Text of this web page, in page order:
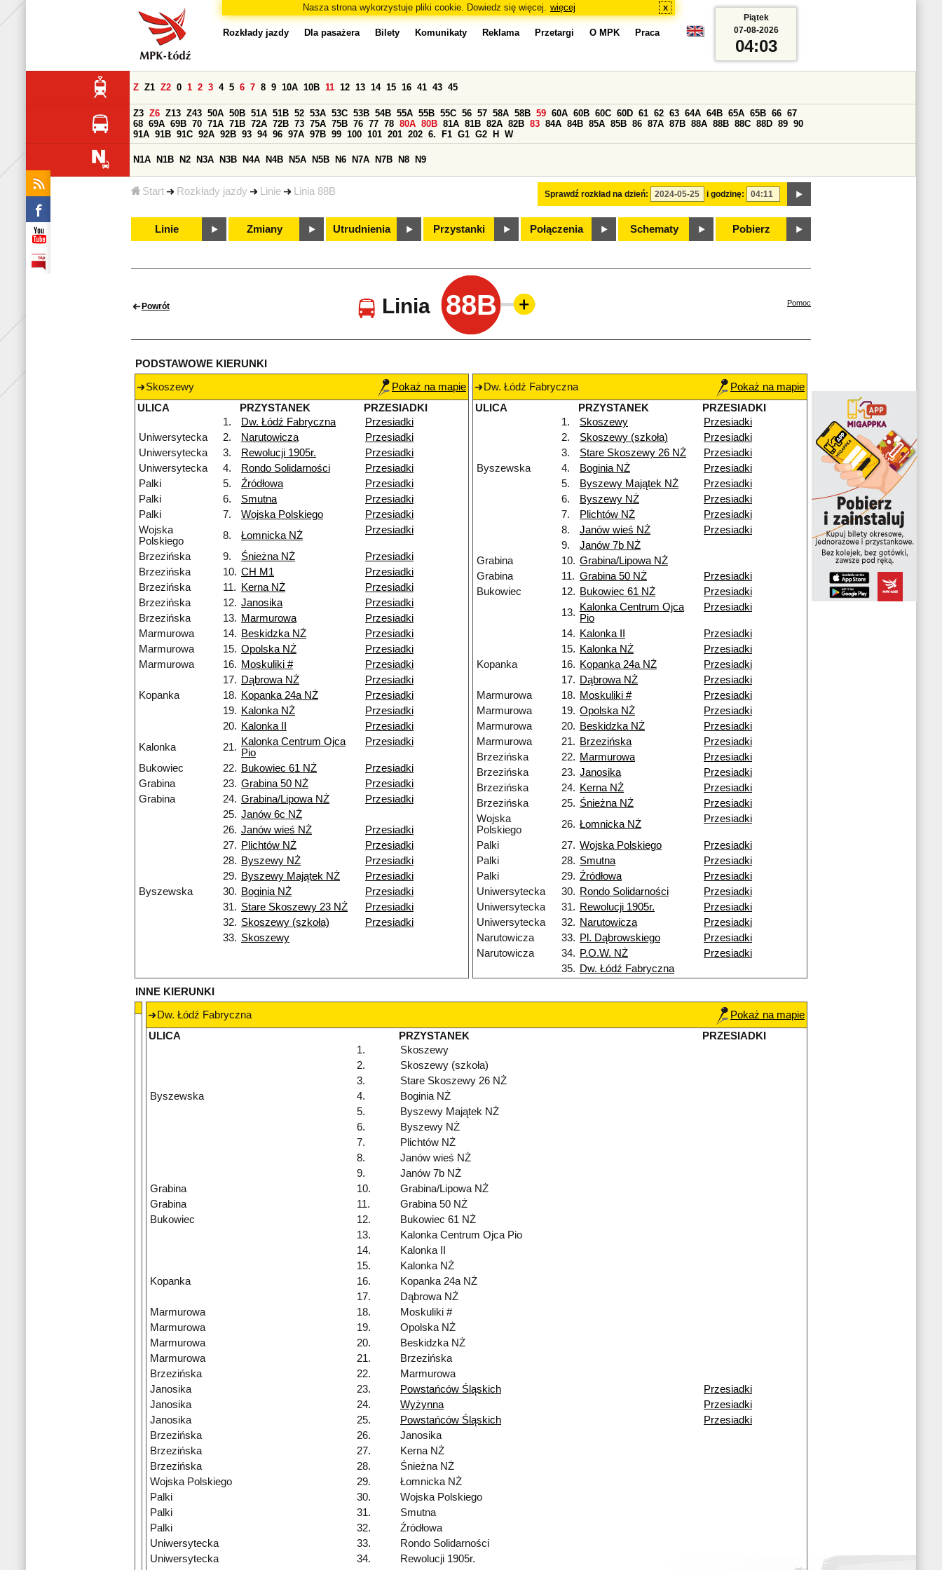
Nasza strona wykorzystuje pliki cookie. Dowiedz się więcej. więcej x
Start Rozkłady jazdy Linie Linia 88B
Rozkłady jazdy Dla pasażera Bilety Komunikaty Reklama Przetargi O MPK Praca
Sprawdź rozkład na dzień: i godzinę:
Z Z1 Z2 0 1 2 3 4 5 6 7 8 9 10A 10B 11 12 13 14 15 16 41 43 45
Z3 Z6 Z13 Z43 50A 50B 51A 51B 52 53A 53C 53B 54B 55A 55B 55C 56 57 58A 58B 59 60A 60B 60C 60D 61 62 63 64A 64B 65A 65B 66 67
68 69A 69B 70 71A 71B 72A 72B 73 75A 75B 76 77 78 80A 80B 81A 81B 82A 82B 83 84A 84B 85A 85B 86 87A 87B 88A 88B 88C 88D 89 90
91A 91B 91C 92A 92B 93 94 96 97A 97B 99 100 101 201 202 6. F1 G1 G2 H W
N1A N1B N2 N3A N3B N4A N4B N5A N5B N6 N7A N7B N8 N9
Linie Zmiany Utrudnienia Przystanki Połączenia Schematy Pobierz
Piątek
07-08-2026
04:03
Powrót Linia 88B Pomoc
PODSTAWOWE KIERUNKI
Skoszewy
Pokaż na mapie
ULICA
PRZYSTANEK
PRZESIADKI
1.
Dw. Łódź Fabryczna
Przesiadki
Uniwersytecka
2. Narutowicza
Przesiadki
Uniwersytecka
3. Rewolucji 1905r.
Przesiadki
Uniwersytecka
4. Rondo Solidarności
Przesiadki
Palki
5. Źródłowa
Przesiadki
Palki
6. Smutna
Przesiadki
Palki
7. Wojska Polskiego
Przesiadki
Wojska
Polskiego
8. Łomnicka NŻ Przesiadki
Brzezińska 9. Śnieżna NŻ
Przesiadki
Brzezińska
10. CH M1
Przesiadki
Brzezińska
11. Kerna NŻ
Przesiadki
Brzezińska
12. Janosika
Przesiadki
Brzezińska
13. Marmurowa
Przesiadki
Marmurowa
14. Beskidzka NŻ
Przesiadki
Marmurowa
15. Opolska NŻ
Przesiadki
Marmurowa
16. Moskuliki #
Przesiadki
17. Dąbrowa NŻ
Przesiadki
Kopanka
18. Kopanka 24a NŻ
Przesiadki
19. Kalonka NŻ
Przesiadki
20. Kalonka II
Przesiadki
Kalonka
21. Kalonka Centrum Ojca
Pio
Przesiadki
Bukowiec 22. Bukowiec 61 NŻ
Przesiadki
Grabina
23. Grabina 50 NŻ
Przesiadki
Grabina
24. Grabina/Lipowa NŻ
Przesiadki
25. Janów 6c NŻ
26. Janów wieś NŻ
Przesiadki
27. Plichtów NŻ
Przesiadki
28. Byszewy NŻ
Przesiadki
29. Byszewy Majątek NŻ
Przesiadki
Byszewska
30. Boginia NŻ
Przesiadki
31. Stare Skoszewy 23 NŻ
Przesiadki
32. Skoszewy (szkoła)
Przesiadki
33. Skoszewy
Dw. Łódź Fabryczna
Pokaż na mapie
ULICA
PRZYSTANEK
PRZESIADKI
1.
Skoszewy
Przesiadki
2.
Skoszewy (szkoła)
Przesiadki
3.
Stare Skoszewy 26 NŻ
Przesiadki
Byszewska
4. Boginia NŻ
Przesiadki
5.
Byszewy Majątek NŻ
Przesiadki
6.
Byszewy NŻ
Przesiadki
7.
Plichtów NŻ
Przesiadki
8.
Janów wieś NŻ
Przesiadki
9.
Janów 7b NŻ
Grabina
10. Grabina/Lipowa NŻ
Grabina
11. Grabina 50 NŻ
Przesiadki
Bukowiec
12. Bukowiec 61 NŻ
Przesiadki
13. Kalonka Centrum Ojca
Pio
Przesiadki
14. Kalonka II
Przesiadki
15. Kalonka NŻ
Przesiadki
Kopanka
16. Kopanka 24a NŻ
Przesiadki
17. Dąbrowa NŻ
Przesiadki
Marmurowa
18. Moskuliki #
Przesiadki
Marmurowa
19. Opolska NŻ
Przesiadki
Marmurowa
20. Beskidzka NŻ
Przesiadki
Marmurowa
21. Brzezińska
Przesiadki
Brzezińska
22. Marmurowa
Przesiadki
Brzezińska
23. Janosika
Przesiadki
Brzezińska
24. Kerna NŻ
Przesiadki
Brzezińska
25. Śnieżna NŻ
Przesiadki
Wojska
Polskiego
26. Łomnicka NŻ Przesiadki
Palki 27. Wojska Polskiego
Przesiadki
Palki
28. Smutna
Przesiadki
Palki
29. Źródłowa
Przesiadki
Uniwersytecka
30. Rondo Solidarności
Przesiadki
Uniwersytecka
31. Rewolucji 1905r.
Przesiadki
Uniwersytecka
32. Narutowicza
Przesiadki
Narutowicza
33. Pl. Dąbrowskiego
Przesiadki
Narutowicza
34. P.O.W. NŻ
Przesiadki
35. Dw. Łódź Fabryczna
INNE KIERUNKI
Dw. Łódź Fabryczna
Pokaż na mapie
ULICA
PRZYSTANEK
PRZESIADKI
1.
Skoszewy
2.
Skoszewy (szkoła)
3.
Stare Skoszewy 26 NŻ
Byszewska
4.
Boginia NŻ
5.
Byszewy Majątek NŻ
6.
Byszewy NŻ
7.
Plichtów NŻ
8.
Janów wieś NŻ
9.
Janów 7b NŻ
Grabina
10.
Grabina/Lipowa NŻ
Grabina
11.
Grabina 50 NŻ
Bukowiec
12.
Bukowiec 61 NŻ
13.
Kalonka Centrum Ojca Pio
14.
Kalonka II
15.
Kalonka NŻ
Kopanka
16.
Kopanka 24a NŻ
17.
Dąbrowa NŻ
Marmurowa
18.
Moskuliki #
Marmurowa
19.
Opolska NŻ
Marmurowa
20.
Beskidzka NŻ
Marmurowa
21.
Brzezińska
Brzezińska
22.
Marmurowa
Janosika
23. Powstańców Śląskich
Przesiadki
Janosika
24. Wyżynna
Przesiadki
Janosika
25. Powstańców Śląskich
Przesiadki
Brzezińska
26.
Janosika
Brzezińska
27.
Kerna NŻ
Brzezińska
28.
Śnieżna NŻ
Wojska Polskiego
29.
Łomnicka NŻ
Palki
30.
Wojska Polskiego
Palki
31.
Smutna
Palki
32.
Źródłowa
Uniwersytecka
33.
Rondo Solidarności
Uniwersytecka
34.
Rewolucji 1905r.